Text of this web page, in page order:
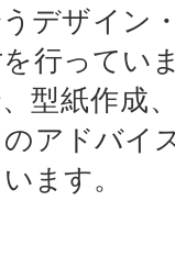
デザイン
行ってい
型紙作成
アドバイ
ます。